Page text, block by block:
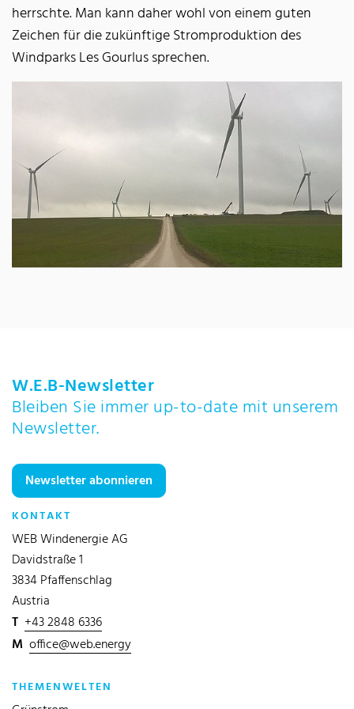
herrschte. Man kann daher wohl von einem guten
Zeichen für die zukünftige Stromproduktion des
Windparks Les Gourlus sprechen.
W.E.B-Newsletter
Bleiben Sie immer up-to-date mit unserem
Newsletter.
Newsletter abonnieren
KONTAKT
WEB Windenergie AG
Davidstraße 1
3834 Pfaffenschlag
Austria
T +43 2848 6336
M office@web.energy
THEMENWELTEN